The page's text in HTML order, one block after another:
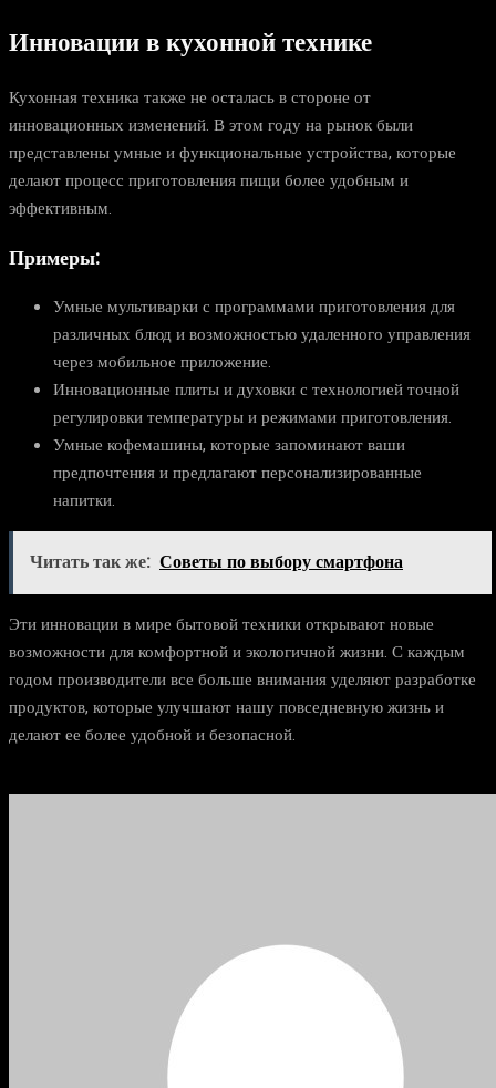
Инновации в кухонной технике
Кухонная техника также не осталась в стороне от
инновационных изменений. В этом году на рынок были
представлены умные и функциональные устройства, которые
делают процесс приготовления пищи более удобным и
эффективным.
Примеры:
Умные мультиварки с программами приготовления для
различных блюд и возможностью удаленного управления
через мобильное приложение.
Инновационные плиты и духовки с технологией точной
регулировки температуры и режимами приготовления.
Умные кофемашины, которые запоминают ваши
предпочтения и предлагают персонализированные
напитки.
Читать так же: Советы по выбору смартфона
Эти инновации в мире бытовой техники открывают новые
возможности для комфортной и экологичной жизни. С каждым
годом производители все больше внимания уделяют разработке
продуктов, которые улучшают нашу повседневную жизнь и
делают ее более удобной и безопасной.